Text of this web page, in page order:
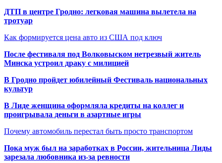
ДТП в центре Гродно: легковая машина вылетела на
тротуар
Как формируется цена авто из США под ключ
После фестиваля под Волковыском нетрезвый житель
Минска устроил драку с милицией
В Гродно пройдет юбилейный Фестиваль национальных
культур
В Лиде женщина оформляла кредиты на коллег и
проигрывала деньги в азартные игры
Почему автомобиль перестал быть просто транспортом
Пока муж был на заработках в России, жительница Лиды
зарезала любовника из-за ревности